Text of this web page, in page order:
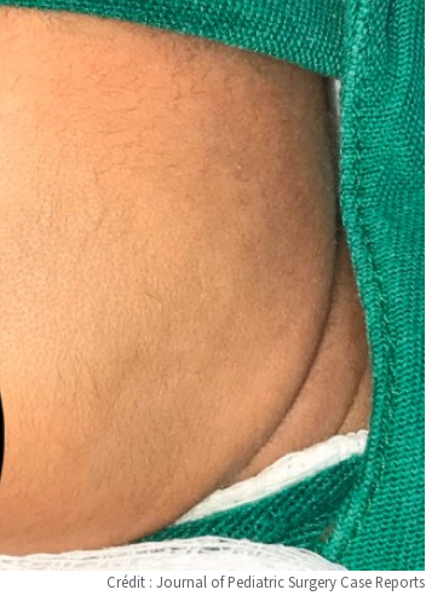
Crédit : Journal of Pediatric Surgery Case Reports